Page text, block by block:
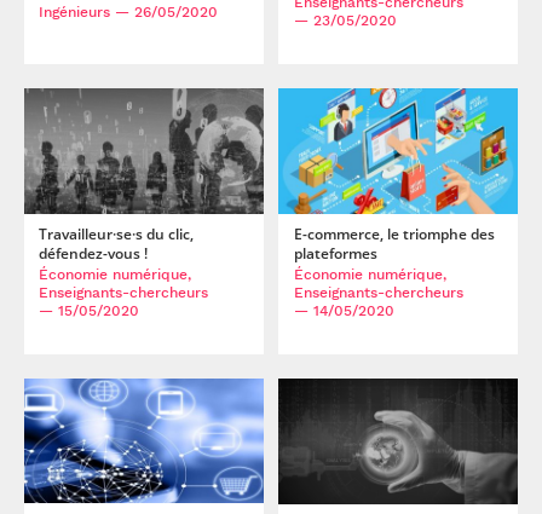
Ingénieurs — 26/05/2020
— 23/05/2020
Travailleur·se·s du clic,
défendez-vous !
Économie numérique,
Enseignants-chercheurs
— 15/05/2020
E-commerce, le triomphe des
plateformes
Économie numérique,
Enseignants-chercheurs
— 14/05/2020